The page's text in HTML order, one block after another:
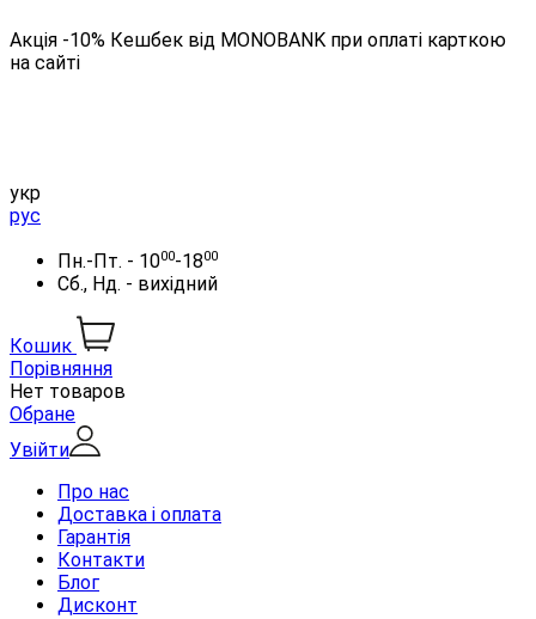
Акція -10% Кешбек від MONOBANK при оплаті карткою
на сайті
укр
рус
Пн.-Пт. - 1000-1800
Сб., Нд. - вихідний
Кошик
Порівняння
Нет товаров
Обране
Увійти
Про нас
Доставка і оплата
Гарантія
Контакти
Блог
Дисконт